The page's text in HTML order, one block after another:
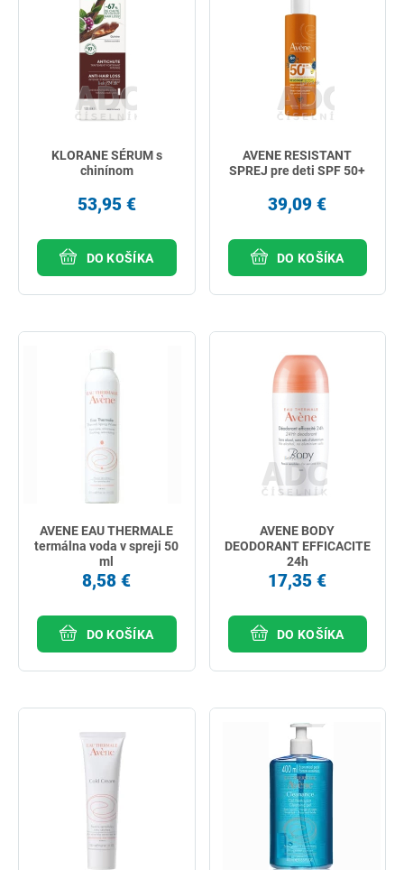
KLORANE SÉRUM s
chinínom
53,95 €
DO KOŠÍKA
AVENE RESISTANT
SPREJ pre deti SPF 50+
39,09 €
DO KOŠÍKA
AVENE EAU THERMALE
termálna voda v spreji 50
ml
8,58 €
DO KOŠÍKA
AVENE BODY
DEODORANT EFFICACITE
24h
17,35 €
DO KOŠÍKA